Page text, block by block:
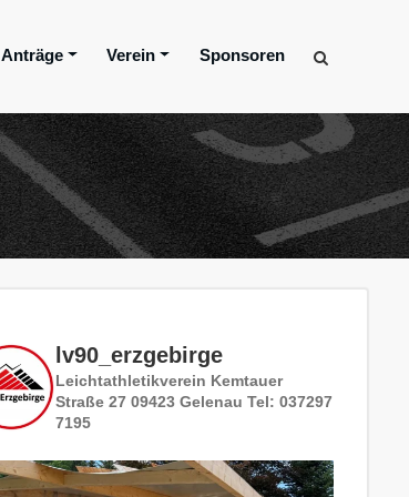
Anträge Verein Sponsoren
lv90_erzgebirge
Leichtathletikverein Kemtauer
Straße 27 09423 Gelenau Tel: 037297
7195